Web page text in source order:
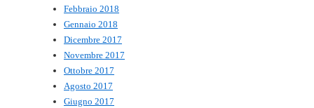
Febbraio 2018
Gennaio 2018
Dicembre 2017
Novembre 2017
Ottobre 2017
Agosto 2017
Giugno 2017